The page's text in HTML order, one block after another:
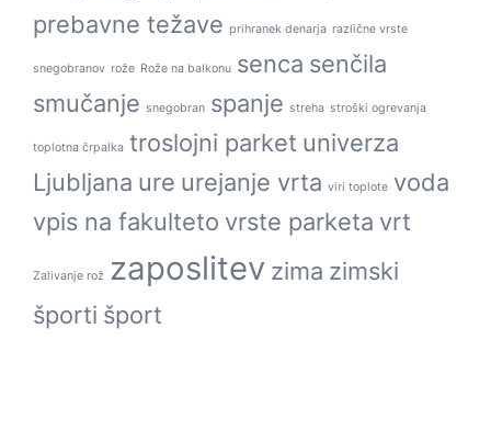
prebavne težave prihranek denarja različne vrste
snegobranov rože Rože na balkonu senca senčila
smučanje snegobran spanje streha stroški ogrevanja
toplotna črpalka troslojni parket univerza
Ljubljana ure urejanje vrta viri toplote voda
vpis na fakulteto vrste parketa vrt
Zalivanje rož zaposlitev zima zimski
športi šport